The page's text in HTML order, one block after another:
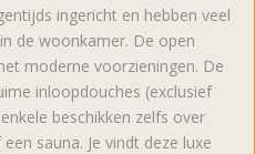
ingericht en hebben veel
de woonkamer. De open
moderne voorzieningen. De
inloopdouches (exclusief
beschikken zelfs over
sauna. Je vindt deze luxe